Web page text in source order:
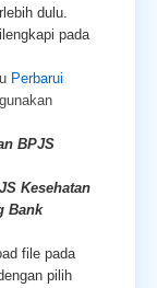
dulu.
pada
Perbarui
BPJS
Kesehatan
Bank
file pada
pilih